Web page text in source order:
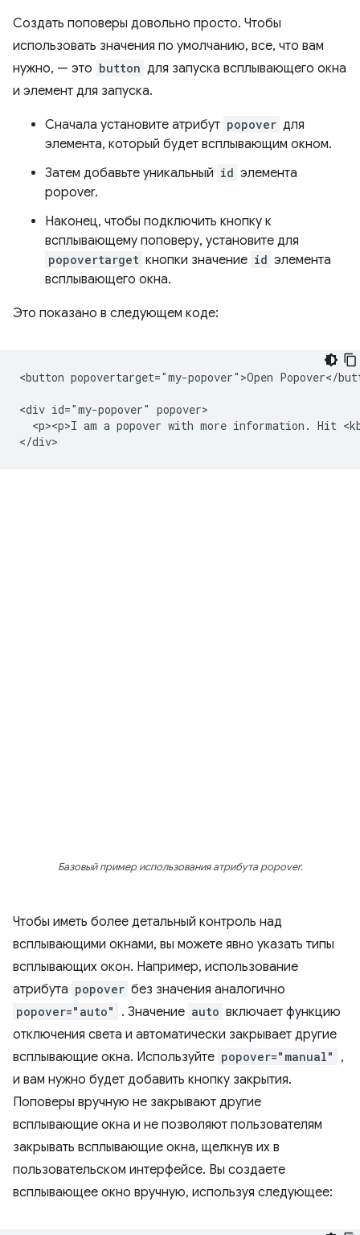
Создать поповеры довольно просто. Чтобы
использовать значения по умолчанию, все, что вам
нужно, — это button для запуска всплывающего окна
и элемент для запуска.
Сначала установите атрибут popover для
элемента, который будет всплывающим окном.
Затем добавьте уникальный id элемента
popover.
Наконец, чтобы подключить кнопку к
всплывающему поповеру, установите для
popovertarget кнопки значение id элемента
всплывающего окна.
Это показано в следующем коде:
<button popovertarget="my-popover">Open Popover</
<div id="my-popover" popover>
<p><p>I am a popover with more information. Hit
Базовый пример использования атрибута popover.
Чтобы иметь более детальный контроль над
всплывающими окнами, вы можете явно указать типы
всплывающих окон. Например, использование
атрибута popover без значения аналогично
popover="auto" . Значение auto включает функцию
отключения света и автоматически закрывает другие
всплывающие окна. Используйте popover="manual"
,
и вам нужно будет добавить кнопку закрытия.
Поповеры вручную не закрывают другие
всплывающие окна и не позволяют пользователям
закрывать всплывающие окна, щелкнув их в
пользовательском интерфейсе. Вы создаете
всплывающее окно вручную, используя следующее: